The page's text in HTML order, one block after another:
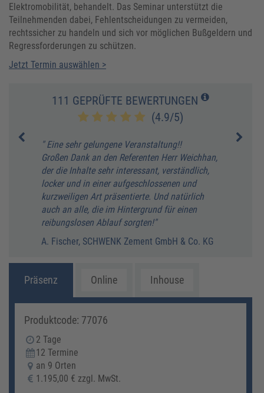
Elektromobilität, behandelt. Das Seminar unterstützt die
Teilnehmenden dabei, Fehlentscheidungen zu vermeiden,
rechtssicher zu handeln und sich vor möglichen Bußgeldern und
Regressforderungen zu schützen.
Jetzt Termin auswählen >
111 GEPRÜFTE BEWERTUNGEN
(4.9/5)
" Eine sehr gelungene Veranstaltung!!
Großen Dank an den Referenten Herr Weichhan,
der die Inhalte sehr interessant, verständlich,
locker und in einer aufgeschlossenen und
kurzweiligen Art präsentierte. Und natürlich
auch an alle, die im Hintergrund für einen
reibungslosen Ablauf sorgten!"
A. Fischer, SCHWENK Zement GmbH & Co. KG
Präsenz Online Inhouse
Produktcode: 77076
2 Tage
12 Termine
an 9 Orten
1.195,00 € zzgl. MwSt.